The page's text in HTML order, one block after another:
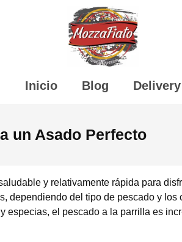
Inicio Blog Delivery
un Asado Perfecto
y relativamente rápida para
dependiendo del tipo de pescado y
especias, el pescado a la parrilla es